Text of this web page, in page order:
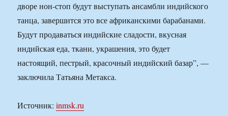
дворе нон-стоп будут выступать ансамбли индийского
танца, завершится это все африканскими барабанами.
Будут продаваться индийские сладости, вкусная
индийская еда, ткани, украшения, это будет
настоящий, пестрый, красочный индийский базар”, —
заключила Татьяна Метакса.
Источник:inmsk.ru